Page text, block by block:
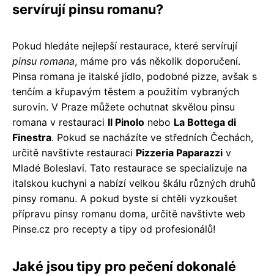
servírují pinsu romanu?
Pokud hledáte nejlepší restaurace, které servírují
pinsu romana, máme pro vás několik doporučení.
Pinsa romana je italské jídlo, podobné pizze, avšak s
tenčím a křupavým těstem a použitím vybraných
surovin. V Praze můžete ochutnat skvělou pinsu
romana v restauraci Il Pinolo nebo La Bottega di
Finestra. Pokud se nacházíte ve středních Čechách,
určitě navštivte restauraci Pizzeria Paparazzi v
Mladé Boleslavi. Tato restaurace se specializuje na
italskou kuchyni a nabízí velkou škálu různých druhů
pinsy romanu. A pokud byste si chtěli vyzkoušet
přípravu pinsy romanu doma, určitě navštivte web
Pinse.cz pro recepty a tipy od profesionálů!
Jaké jsou tipy pro pečení dokonalé